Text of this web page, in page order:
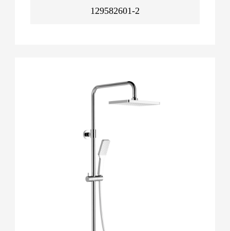
129582601-2